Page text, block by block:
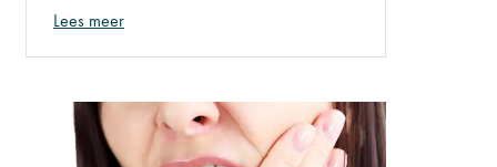
functionaliteit van de kaak minder
wordt. Denk hierbij aan kauwen of
Lees meer